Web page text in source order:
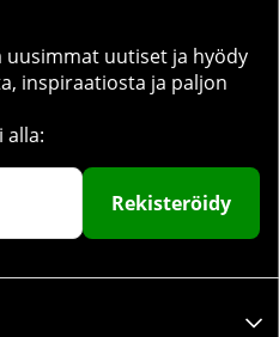
uusimmat uutiset ja hyödy
inspiraatiosta ja paljon
alla:
Rekisteröidy